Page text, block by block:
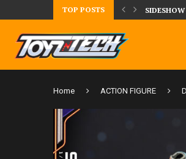
TOP POSTS
DELLA CRRATURA DELLA LAGUNA...DAL
Home ACTION FIGURE